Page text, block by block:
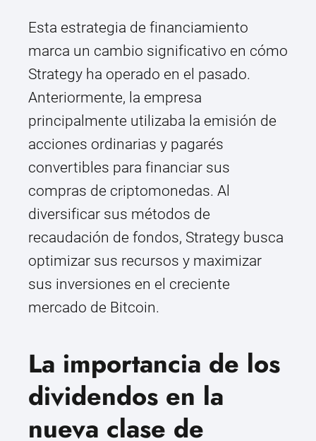
Esta estrategia de financiamiento
marca un cambio significativo en cómo
Strategy ha operado en el pasado.
Anteriormente, la empresa
principalmente utilizaba la emisión de
acciones ordinarias y pagarés
convertibles para financiar sus
compras de criptomonedas. Al
diversificar sus métodos de
recaudación de fondos, Strategy busca
optimizar sus recursos y maximizar
sus inversiones en el creciente
mercado de Bitcoin.
La importancia de los
dividendos en la
nueva clase de